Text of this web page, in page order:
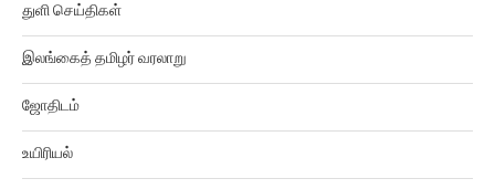
துளி செய்திகள்
இலங்கைத் தமிழர் வரலாறு
ஜோதிடம்
உயிரியல்